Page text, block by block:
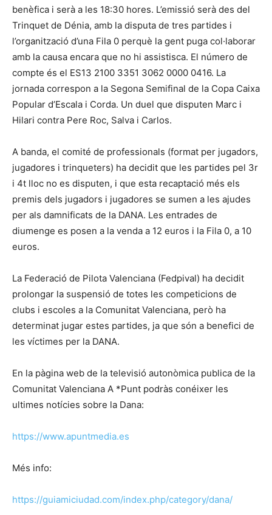
benèfica i serà a les 18:30 hores. L’emissió serà des del
Trinquet de Dénia, amb la disputa de tres partides i
l’organització d’una Fila 0 perquè la gent puga col·laborar
amb la causa encara que no hi assistisca. El número de
compte és el ES13 2100 3351 3062 0000 0416. La
jornada correspon a la Segona Semifinal de la Copa Caixa
Popular d’Escala i Corda. Un duel que disputen Marc i
Hilari contra Pere Roc, Salva i Carlos.
A banda, el comité de professionals (format per jugadors,
jugadores i trinqueters) ha decidit que les partides pel 3r
i 4t lloc no es disputen, i que esta recaptació més els
premis dels jugadors i jugadores se sumen a les ajudes
per als damnificats de la DANA. Les entrades de
diumenge es posen a la venda a 12 euros i la Fila 0, a 10
euros.
La Federació de Pilota Valenciana (Fedpival) ha decidit
prolongar la suspensió de totes les competicions de
clubs i escoles a la Comunitat Valenciana, però ha
determinat jugar estes partides, ja que són a benefici de
les víctimes per la DANA.
En la pàgina web de la televisió autonòmica publica de la
Comunitat Valenciana A *Punt podràs conéixer les
ultimes notícies sobre la Dana:
https://www.apuntmedia.es
Més info:
https://guiamiciudad.com/index.php/category/dana/